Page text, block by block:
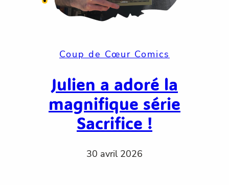
Coup de Cœur Comics
Julien a adoré la
magnifique série
Sacrifice !
30 avril 2026